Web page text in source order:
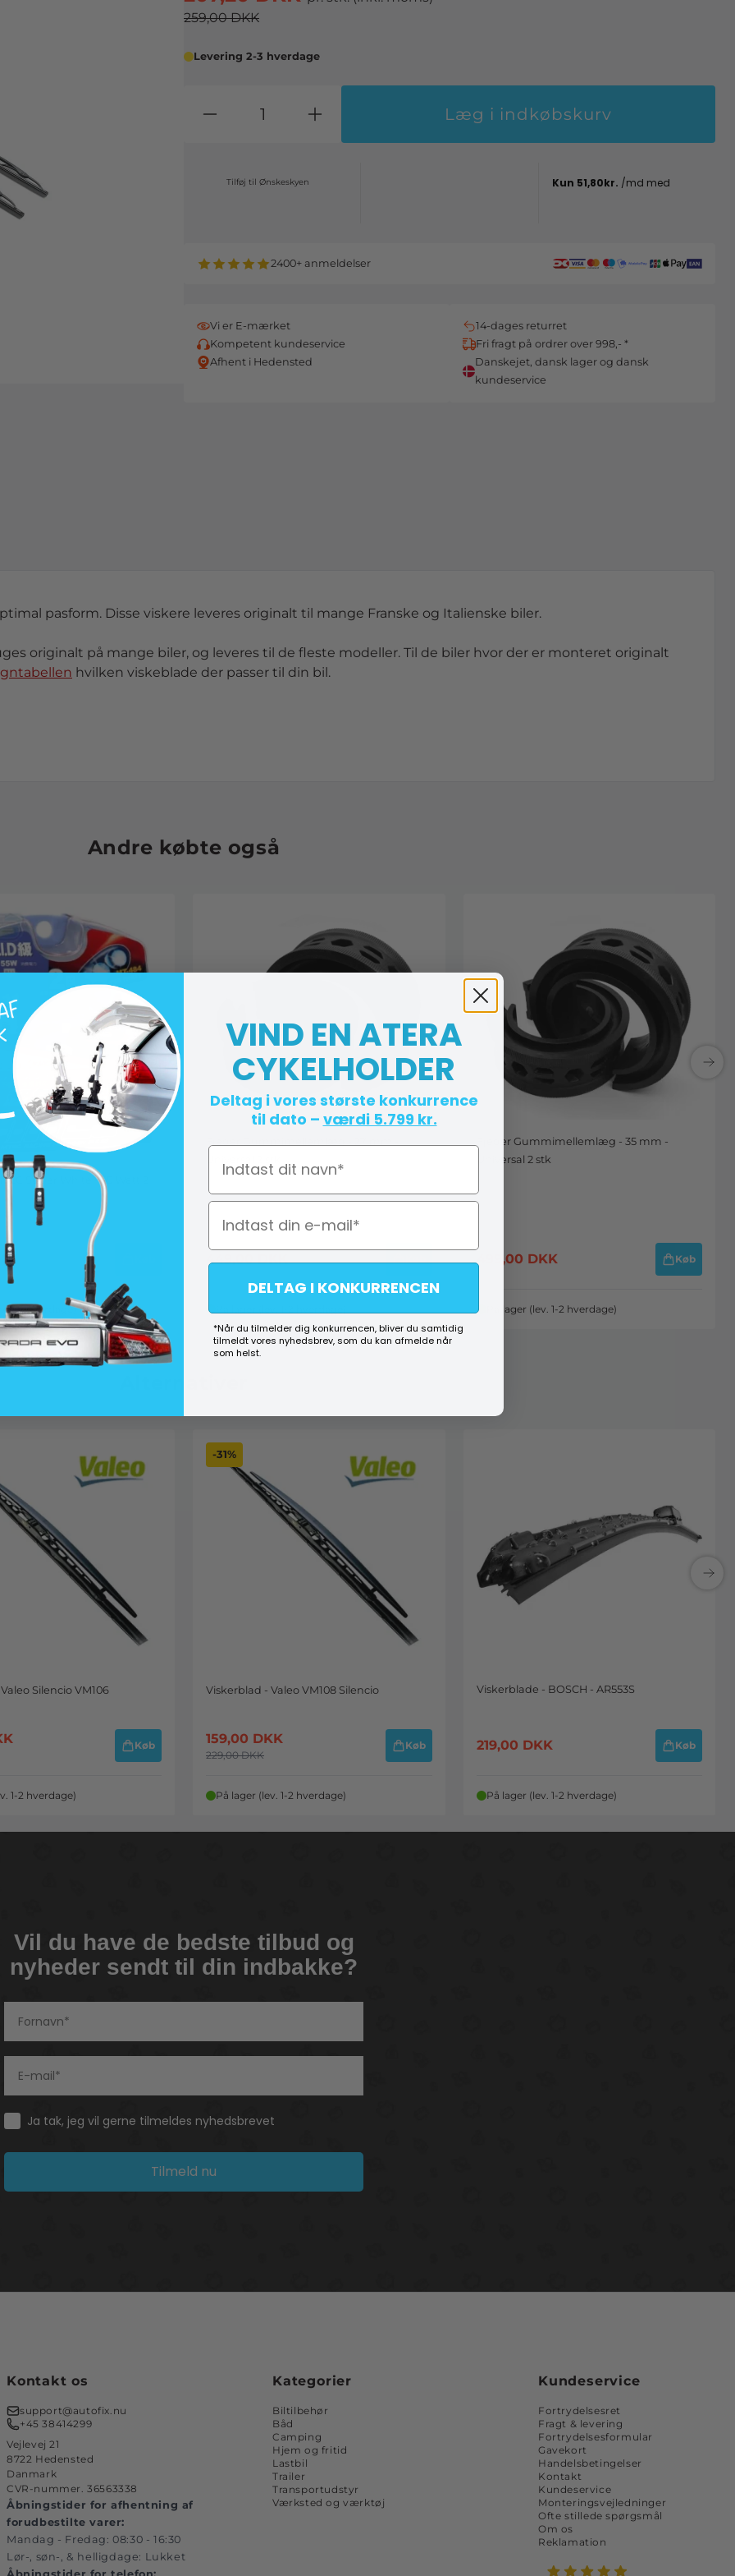
259,00 DKK
Levering 2-3 hverdage
Læg i indkøbskurv
Tilføj til Ønskeskyen
2400+ anmeldelser
Vi er E-mærket
Kompetent kundeservice
Afhent i Hedensted
14-dages returret
Fri fragt på ordrer over 998,- *
Danskejet, dansk lager og dansk
kundeservice
pasform. Disse viskere leveres originalt til mange Franske og Italienske biler.
originalt på mange biler, og leveres til de fleste modeller. Til de biler hvor der er monteret originalt
hvilken viskeblade der passer til din bil.
Andre købte også
Super White - 55 Watt 2
1-2 hverdage)
Fjeder Gummimellemlæg - 35 mm -
Universal 2 stk
499,00 DKK Køb
På lager (lev. 1-2 hverdage)
Silencio VM106
Køb
1-2 hverdage)
-31%
Viskerblad - Valeo VM108 Silencio
159,00 DKK
229,00DKK
Køb
På lager (lev. 1-2 hverdage)
Viskerblade - BOSCH - AR553S
219,00 DKK Køb
På lager (lev. 1-2 hverdage)
Vil du have de bedste tilbud og
nyheder sendt til din indbakke?
Consent
Ja tak, jeg vil gerne tilmeldes nyhedsbrevet
Tilmeld nu
Kontakt os
support@autofix.nu
+45 38414299
Vejlevej 21
8722 Hedensted
Danmark
CVR-nummer. 36563338
Åbningstider for afhentning af
forudbestilte varer:
Mandag - Fredag: 08:30 - 16:30
Lør-, søn-, & helligdage: Lukket
Kategorier
Biltilbehør
Båd
Camping
Hjem og fritid
Lastbil
Trailer
Transportudstyr
Værksted og værktøj
Kundeservice
Fortrydelsesret
Fragt & levering
Fortrydelsesformular
Gavekort
Handelsbetingelser
Kontakt
Kundeservice
Monteringsvejledninger
Ofte stillede spørgsmål
Om os
Reklamation
VIND EN ATERA
CYKELHOLDER
Deltag i vores største konkurrence
til dato – værdi 5.799 kr.
Navn
DELTAG I KONKURRENCEN
*Når du tilmelder dig konkurrencen, bliver du samtidig
tilmeldt vores nyhedsbrev, som du kan afmelde når
som helst.